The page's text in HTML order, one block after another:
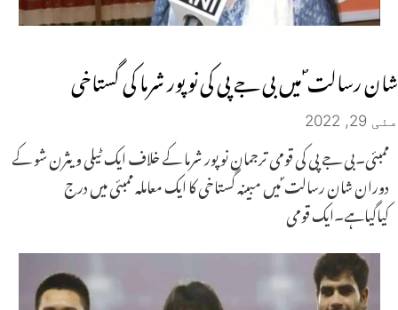
شان رسالت ؐ میں بی جے پی کی نوپور شرما کی گستاخی
مئی 29, 2022
ممبئی۔بی جے پی کی قومی ترجمان نوپور شرما کے خلاف ایک ٹیلی ویثرن شو کے
دوران شان رسالت ؐ میں مبینہ گستاخی کا ایک معاملہ ممبئی میں درج
کیاگیاہے۔ایک قومی